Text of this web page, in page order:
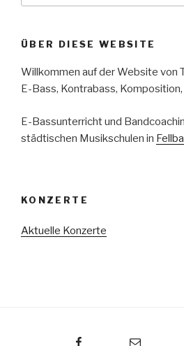
ÜBER DIESE WEBSITE
Willkommen auf der Website von
E-Bass, Kontrabass,
E-Bassunterricht und
städtischen Musikschulen in
KONZERTE
Aktuelle Konzerte
E-Mail